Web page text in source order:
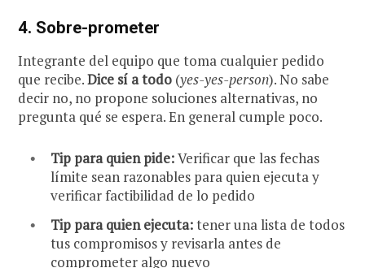
4. Sobre-prometer
Integrante del equipo que toma cualquier pedido
que recibe.Dice sí a todo (yes-yes-person). No sabe
decir no, no propone soluciones alternativas, no
pregunta qué se espera. En general cumple poco.
Tip para quien pide:Verificar que las fechas
límite sean razonables para quien ejecuta y
verificar factibilidad de lo pedido
Tip para quien ejecuta:tener una lista de todos
tus compromisos y revisarla antes de
comprometer algo nuevo